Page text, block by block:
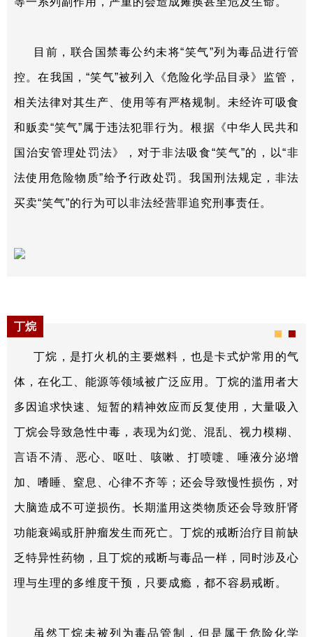
目前，联合国禁毒公约未将“笑气”列为毒品进行管
控。在我国，“笑气”被列入《危险化学品目录》监管，
相关法律对其生产、使用等有严格规制。未经许可吸食
和贩卖“笑气”属于违法犯罪行为。根据《中华人民共和
国治安管理处罚法》，对于非法吸食“笑气”的，以“非
法使用危险物质”给予行政处罚。我国刑法规定，非法
买卖“笑气”的行为可以非法经营罪追究刑事责任。
丁烷
丁烷，是打火机的主要燃料，也是卡式炉常用的气
体，在化工、能源等领域被广泛应用。丁烷的滥用者大
多因追求快速、短暂的精神效应而反复使用，大量吸入
丁烷会导致急性中毒，表现为幻觉、混乱、视力模糊、
言语不清、恶心、呕吐、咳嗽、打喷嚏、唾液分泌增
加、嗜睡、窒息、心律不齐等；还会导致慢性损伤，对
大脑造成不可逆损伤。长期滥用这类物质还会导致肝肾
功能衰竭或肝肿瘤发生而死亡。丁烷的戒断治疗目前缺
乏特异性药物，且丁烷的戒断与毒品一样，同时涉及心
理与生理的多维度干预，只要成瘾，都不容易戒断。
虽然丁烷未被列为毒品管制，但是属于危险化学